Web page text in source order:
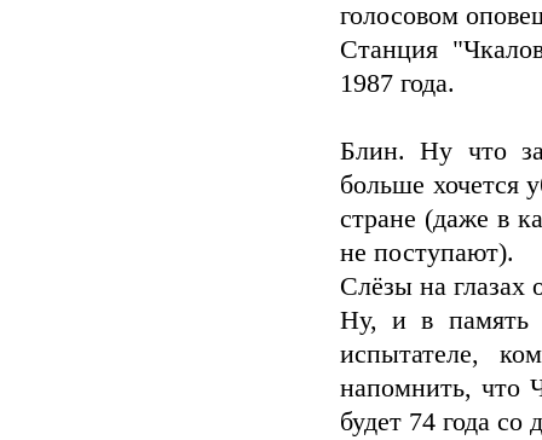
голосовом
Станция
1987 года.
Блин. Ну что
больше хочется
стране (даже в
не поступают).
Слёзы на глазах
Ну, и в память
испытателе,
напомнить, что
будет 74 года